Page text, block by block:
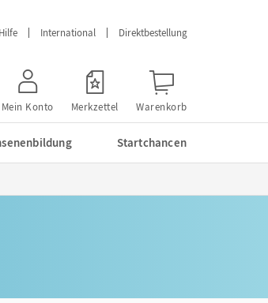
International Direktbestellung
Mein Konto Merkzettel Warenkorb
Startchancen